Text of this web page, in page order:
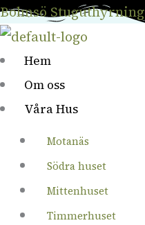
Hoppa
till
innehåll
Bolmsö Stuguthyrning
Hem
Om oss
Våra Hus
Motanäs
Södra huset
Mittenhuset
Timmerhuset
Görans hus
Menu